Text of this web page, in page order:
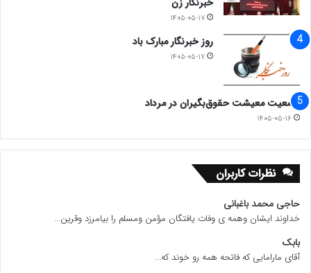
۱۴۰۵-۰۵-۱۷
روز خبرنگار مبارک باد
۱۴۰۵-۰۵-۱۷
وضعیت معیشت حقوق‌بگیران در مرداد
۱۴۰۵-۰۵-۱۶
نظرات کاربران
حاجی محمد باغبانی
خداوند ایشان وهمه ی وفات یافتگان مؤمن ومسلم را بیامرزد وقرین...
بابک
آقای مارامایی که فاتحه همه رو خوند که...